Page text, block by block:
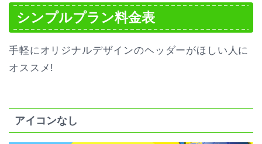
シンプルプラン料金表
手軽にオリジナルデザインのヘッダーがほしい人に
オススメ!
アイコンなし